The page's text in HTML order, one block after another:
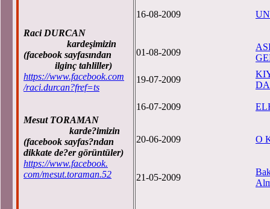
Raci DURCAN
kardeşimizin
(facebook sayfasından
ilginç tahliller)
https://www.facebook.com
/raci.durcan?fref=ts
Mesut TORAMAN
karde?imizin
(facebook sayfas?ndan
dikkate de?er görüntüler)
https://www.facebook.
com/mesut.toraman.52
16-08-2009
01-08-2009
19-07-2009
16-07-2009
20-06-2009 O
21-05-2009